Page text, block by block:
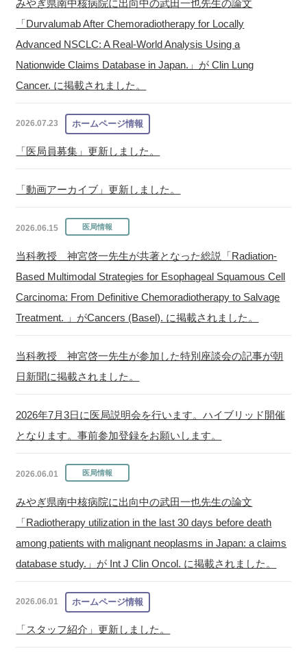
みやぎ県南中核病院に出向中の武田一也先生の論文
「Durvalumab After Chemoradiotherapy for Locally
Advanced NSCLC: A Real-World Analysis Using a
Nationwide Claims Database in Japan.」が Clin Lung
Cancer. に掲載されました。
2026.07.23
「医局員募集」更新しました。
「動画アーカイブ」更新しました。
2026.06.15
当科教授 神宮啓一先生が共著となった総説「Radiation-
Based Multimodal Strategies for Esophageal Squamous Cell
Carcinoma: From Definitive Chemoradiotherapy to Salvage
Treatment. 」がCancers (Basel). に掲載されました。
当科教授 神宮啓一先生が参加した特別座談会の記事が朝
日新聞に掲載されました。
2026年7月3日に医局説明会を行います。ハイブリッド開催
となります。事前参加登録をお願いします。
2026.06.01
みやぎ県南中核病院に出向中の武田一也先生の論文
「Radiotherapy utilization in the last 30 days before death
among patients with malignant neoplasms in Japan: a claims
database study.」が Int J Clin Oncol. に掲載されました。
2026.06.01
「スタッフ紹介」更新しました。